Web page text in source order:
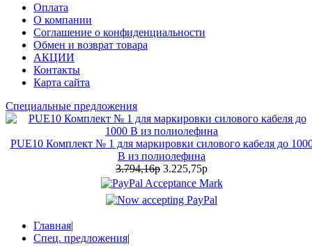
Оплата
О компании
Соглашение о конфиденциальности
Обмен и возврат товара
АКЦИИ
Контакты
Карта сайта
Специальные предложения
PUE10 Комплект № 1 для маркировки силового кабеля до
В из полиолефина
3.794,16р 3.225,75р
Главная|
Спец. предложения|